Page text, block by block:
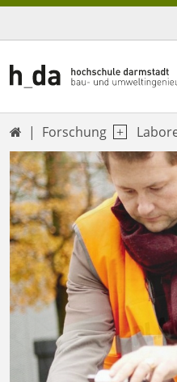
 Forschung
Previous